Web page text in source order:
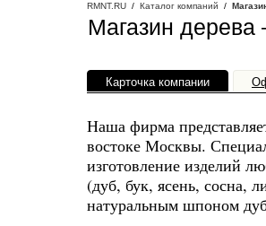
RMNT.RU / Каталог компаний /
Магазин
Карточка компании
Наша фирма
востоке Москвы.
изготовление изделий
(дуб, бук, ясень,
натуральным шпоном